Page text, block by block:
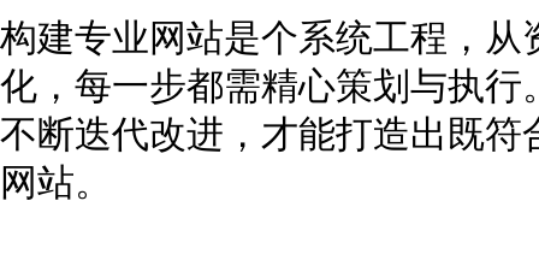
构建专业网站是个系统工程，
化，每一步都需精心策划与执
不断迭代改进，才能打造出既
网站。